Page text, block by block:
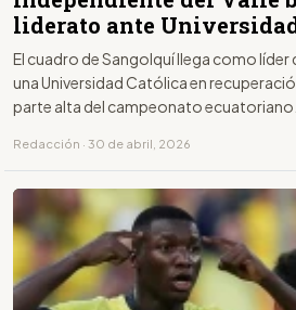
liderato ante
El cuadro de Sangolquí llega como líder
una Universidad Católica en
parte alta del campeonato ecuatoriano.
Redacción · 30 de abril, 2026